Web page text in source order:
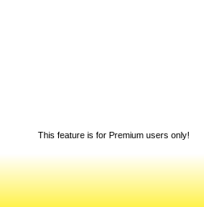
This feature is for Premium users only!